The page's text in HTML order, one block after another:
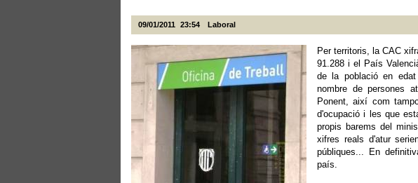
09/01/2011 23:54 Laboral
Per territoris, la CAC
91.288 i el País
de la població en
nombre de persones
Ponent, així com
d'ocupació i les que
propis barems del
xifres reals d'atur
públiques... En
país.